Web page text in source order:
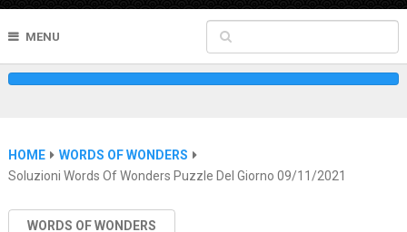
MENU
HOME
WORDS OF WONDERS
Soluzioni Words Of Wonders Puzzle Del Giorno 09/11/2021
WORDS OF WONDERS